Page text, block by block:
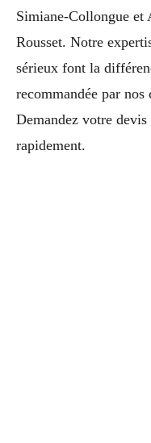
Simiane-Collongue et
Rousset. Notre
sérieux font la
recommandée par nos
Demandez votre
rapidement.